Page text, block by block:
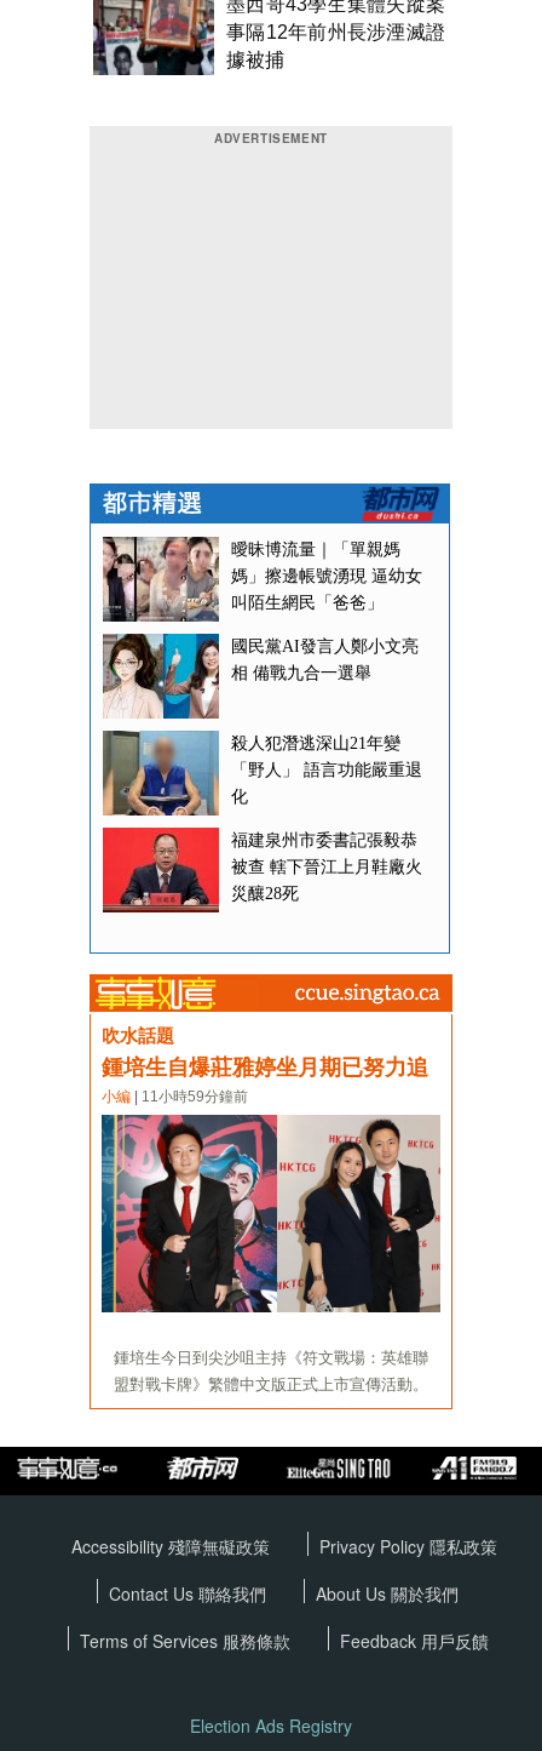
墨西哥43學生集體失蹤案
事隔12年前州長涉湮滅證
據被捕
Accessibility 殘障無礙政策 Privacy Policy 隱私政策
Contact Us 聯絡我們
About Us 關於我們
Terms of Services 服務條款 Feedback 用戶反饋
Election Ads Registry